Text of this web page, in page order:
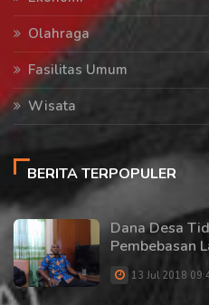
Olahraga
Fasilitas Umum
Wisata
BERITA TERPOPULER
Dana Desa
Pembebasan
13 Jul 2018